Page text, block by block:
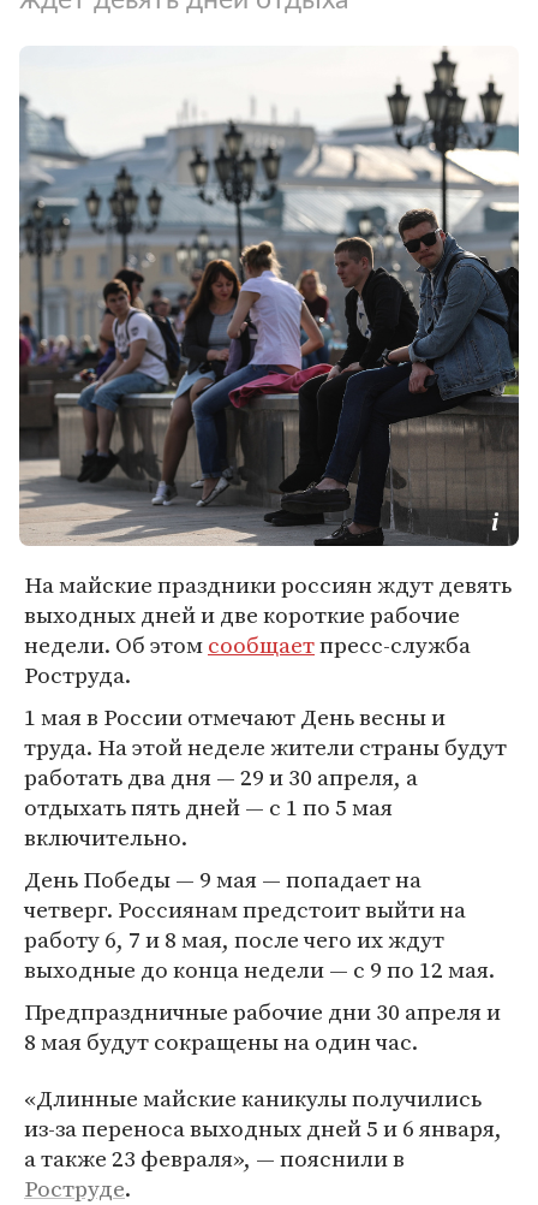
На майские праздники россиян ждут девять
выходных дней и две короткие рабочие
недели. Об этомсообщаетпресс-служба
Роструда.
1 мая в России отмечают День весны и
труда. На этой неделе жители страны будут
работать два дня — 29 и 30 апреля, а
отдыхать пять дней — с 1 по 5 мая
включительно.
День Победы — 9 мая — попадает на
четверг. Россиянам предстоит выйти на
работу 6, 7 и 8 мая, после чего их ждут
выходные до конца недели — с 9 по 12 мая.
Предпраздничные рабочие дни 30 апреля и
8 мая будут сокращены на один час.
«Длинные майские каникулы получились
из-за переноса выходных дней 5 и 6 января,
а также 23 февраля», — пояснили в
Роструде.